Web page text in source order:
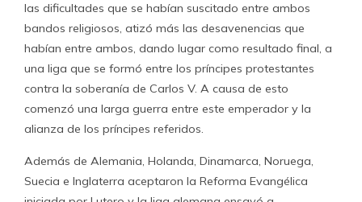
las dificultades que se habían suscitado entre ambos
bandos religiosos, atizó más las desavenencias que
habían entre ambos, dando lugar como resultado final, a
una liga que se formó entre los príncipes protestantes
contra la soberanía de Carlos V. A causa de esto
comenzó una larga guerra entre este emperador y la
alianza de los príncipes referidos.
Además de Alemania, Holanda, Dinamarca, Noruega,
Suecia e Inglaterra aceptaron la Reforma Evangélica